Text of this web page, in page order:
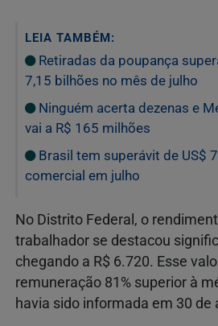
LEIA TAMBÉM:
Retiradas da poupança
7,15 bilhões no mês de julho
Ninguém acerta dezenas e
vai a R$ 165 milhões
Brasil tem superávit de US$
comercial em julho
No Distrito Federal, o
trabalhador se destacou
chegando a R$ 6.720. Esse
remuneração 81% superior à
havia sido informada em 30 de